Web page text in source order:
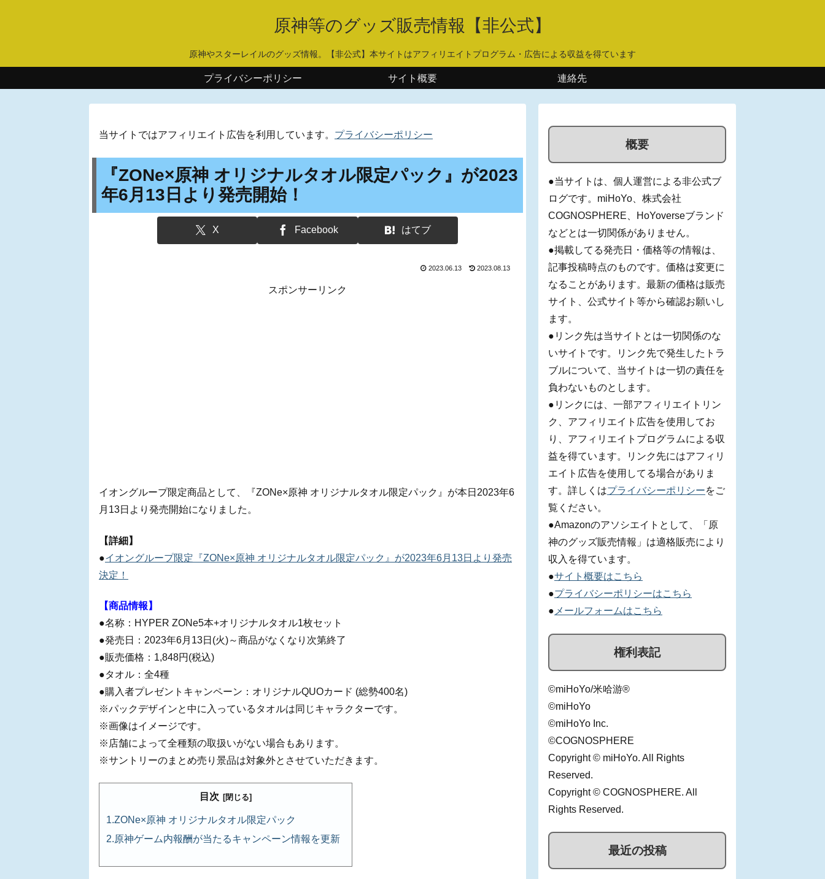
原神等のグッズ販売情報【非公式】
原神やスターレイルのグッズ情報。【非公式】本サイトはアフィリエイトプログラム・広告による収益を得ています
プライバシーポリシー サイト概要 連絡先
当サイトではアフィリエイト広告を利用しています。 プライバシーポリシー
『ZONe×原神 オリジナルタオル限定パック』が2023
年6月13日より発売開始！
X Facebook はてブ
2023.06.13 2023.08.13
スポンサーリンク
イオングループ限定商品として、『ZONe×原神 オリジナルタオル限定パック』が本日2023年6
月13日より発売開始になりました。
【詳細】
●イオングループ限定『ZONe×原神 オリジナルタオル限定パック』が2023年6月13日より発売
決定！
【商品情報】
●名称：HYPER ZONe5本+オリジナルタオル1枚セット
●発売日：2023年6月13日(火)～商品がなくなり次第終了
●販売価格：1,848円(税込)
●タオル：全4種
●購入者プレゼントキャンペーン：オリジナルQUOカード (総勢400名)
※パックデザインと中に入っているタオルは同じキャラクターです。
※画像はイメージです。
※店舗によって全種類の取扱いがない場合もあります。
※サントリーのまとめ売り景品は対象外とさせていただきます。
目次
ZONe×原神 オリジナルタオル限定パック
原神ゲーム内報酬が当たるキャンペーン情報を更新
概要
●当サイトは、個人運営による非公式ブ
ログです。miHoYo、株式会社
COGNOSPHERE、HoYoverseブランド
などとは一切関係がありません。
●掲載してる発売日・価格等の情報は、
記事投稿時点のものです。価格は変更に
なることがあります。最新の価格は販売
サイト、公式サイト等から確認お願いし
ます。
●リンク先は当サイトとは一切関係のな
いサイトです。リンク先で発生したトラ
ブルについて、当サイトは一切の責任を
負わないものとします。
●リンクには、一部アフィリエイトリン
ク、アフィリエイト広告を使用してお
り、アフィリエイトプログラムによる収
益を得ています。リンク先にはアフィリ
エイト広告を使用してる場合がありま
す。詳しくはプライバシーポリシーをご
覧ください。
●Amazonのアソシエイトとして、「原
神のグッズ販売情報」は適格販売により
収入を得ています。
●サイト概要はこちら
●プライバシーポリシーはこちら
● メールフォームはこちら
権利表記
©miHoYo/米哈游®
©miHoYo
©miHoYo Inc.
©COGNOSPHERE
Copyright © miHoYo. All Rights
Reserved.
Copyright © COGNOSPHERE. All
Rights Reserved.
最近の投稿